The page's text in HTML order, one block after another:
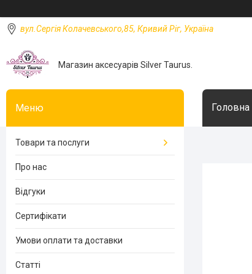
вул.Сергія Колачевського,85, Кривий Ріг, Україна
Магазин аксесуарів Silver Taurus.
Головна
Товари та послуги
Про нас
Відгуки
Сертифікати
Умови оплати та доставки
Статті